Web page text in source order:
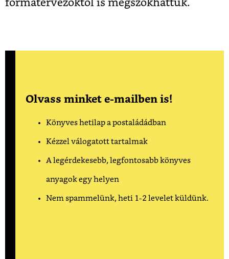
formatervezőktől is megszokhattuk.
Olvass minket e-mailben is!
Könyves hetilap a postaládádban
Kézzel válogatott tartalmak
A legérdekesebb, legfontosabb könyves
anyagok egy helyen
Nem spammelünk, heti 1-2 levelet küldünk.